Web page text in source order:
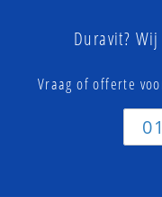
Duravit?
Vraag of offerte